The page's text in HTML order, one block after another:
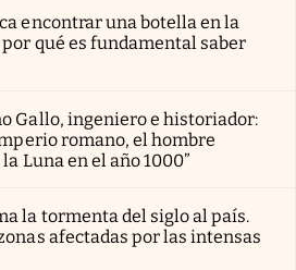
encontrar una botella en la
por qué es fundamental saber
Gallo, ingeniero e historiador:
romano, el hombre
Luna en el año 1000”
la tormenta del siglo al país.
afectadas por las intensas